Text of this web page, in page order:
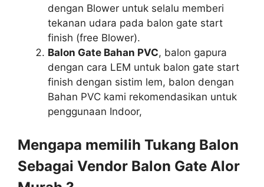
dengan Blower untuk selalu memberi
tekanan udara pada balon gate start
finish (free Blower).
Balon Gate Bahan PVC, balon gapura
dengan cara LEM untuk balon gate start
finish dengan sistim lem, balon dengan
Bahan PVC kami rekomendasikan untuk
penggunaan Indoor,
Mengapa memilih Tukang Balon
Sebagai Vendor Balon Gate Alor